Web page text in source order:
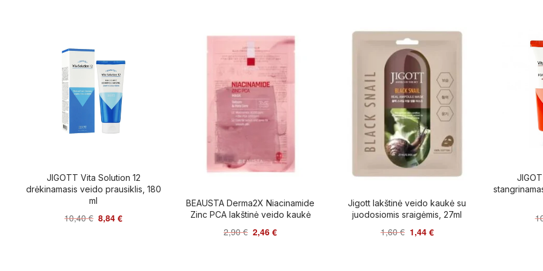
JIGOTT Vita Solution 12
drėkinamasis veido prausiklis, 180
ml
10,40€ 8,84€
BEAUSTA Derma2X Niacinamide
Zinc PCA lakštinė veido kaukė
2,90€ 2,46€
Jigott lakštinė veido kaukė su
juodosiomis sraigėmis, 27ml
1,60€ 1,44€